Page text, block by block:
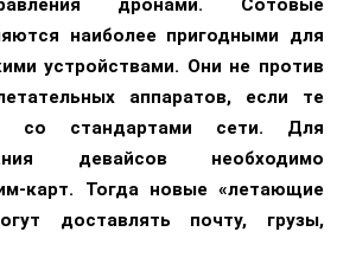
дронами. Сотовые
наиболее пригодными для
устройствами. Они не против
аппаратов, если те
со стандартами сети. Для
девайсов необходимо
карт. Тогда новые «летающие
доставлять почту, грузы,